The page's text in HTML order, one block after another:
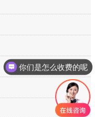
你们是怎么收费的呢